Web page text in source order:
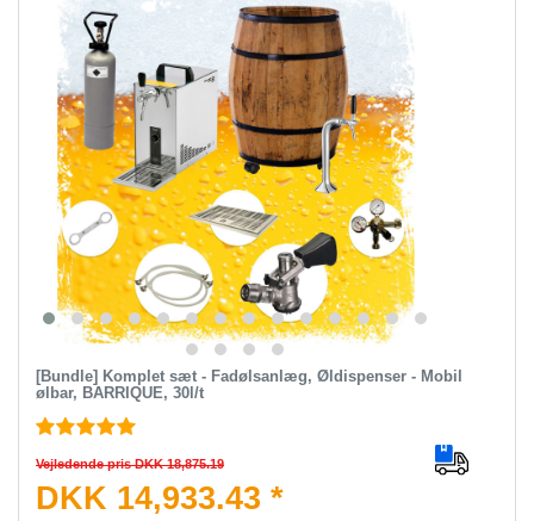
[Bundle] Komplet sæt - Fadølsanlæg, Øldispenser - Mobil
ølbar, BARRIQUE, 30l/t
Vejledende pris DKK 18,875.19
DKK 14,933.43 *